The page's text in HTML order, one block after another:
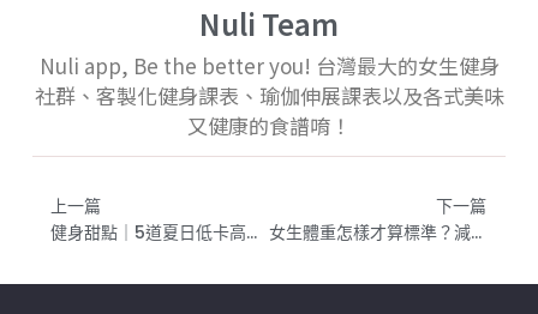
Nuli Team
Nuli app, Be the better you! 台灣最大的女生健身
社群、客製化健身課表、瑜伽伸展課表以及各式美味
又健康的食譜唷！
上一篇
健身甜點｜5道夏日低卡高蛋白「下午茶」食譜：墨西哥薄餅、西瓜芒果莎莎醬、巧克力餅乾、無麵粉鬆餅以及法式薄餅
下一篇
女生體重怎樣才算標準？減肥該看體重還是體脂？【減脂體態1 】